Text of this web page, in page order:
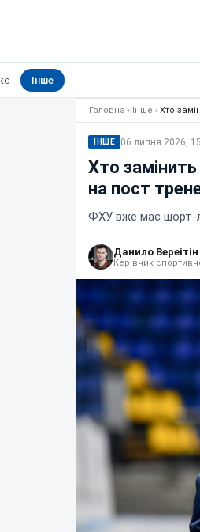
Інше
Головна › Інше › Хто
ІНШЕ 06 липня 2026,
Хто замінить
на пост
ФХУ вже має шорт-
Данило Вереітін
Керівник